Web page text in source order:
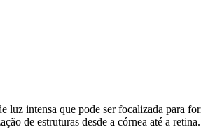
intensa que pode ser focalizada para
de estruturas desde a córnea até a retina.